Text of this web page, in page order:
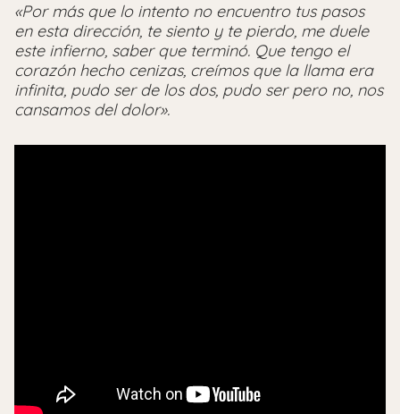
«Por más que lo intento no encuentro tus pasos
en esta dirección, te siento y te pierdo, me duele
este infierno, saber que terminó. Que tengo el
corazón hecho cenizas, creímos que la llama era
infinita, pudo ser de los dos, pudo ser pero no, nos
cansamos del dolor».